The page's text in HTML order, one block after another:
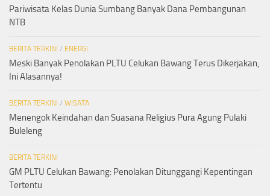
Pariwisata Kelas Dunia Sumbang Banyak Dana Pembangunan
NTB
BERITA TERKINI / ENERGI
Meski Banyak Penolakan PLTU Celukan Bawang Terus Dikerjakan,
Ini Alasannya!
BERITA TERKINI / WISATA
Menengok Keindahan dan Suasana Religius Pura Agung Pulaki
Buleleng
BERITA TERKINI
GM PLTU Celukan Bawang: Penolakan Ditunggangi Kepentingan
Tertentu